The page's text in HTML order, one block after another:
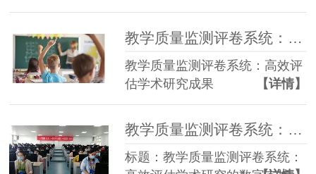
成绩的现代途径”的文章，且没
有涉及人工智能或AI相关词汇：
教学质量监测评卷系统：高效评估学术研究成果
教学质量监测评卷系统：高效评
估学术研究成果
【详情】
教学质量监测评卷系统：高效评估学术研究的数字支持
标题：教学质量监测评卷系统：